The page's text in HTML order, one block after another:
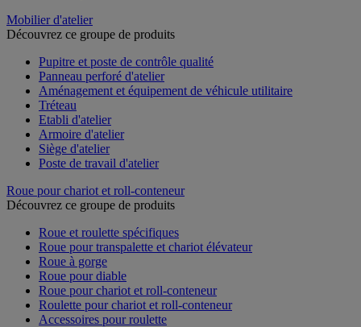
Mobilier d'atelier
Découvrez ce groupe de produits
Pupitre et poste de contrôle qualité
Panneau perforé d'atelier
Aménagement et équipement de véhicule utilitaire
Tréteau
Etabli d'atelier
Armoire d'atelier
Siège d'atelier
Poste de travail d'atelier
Roue pour chariot et roll-conteneur
Découvrez ce groupe de produits
Roue et roulette spécifiques
Roue pour transpalette et chariot élévateur
Roue à gorge
Roue pour diable
Roue pour chariot et roll-conteneur
Roulette pour chariot et roll-conteneur
Accessoires pour roulette